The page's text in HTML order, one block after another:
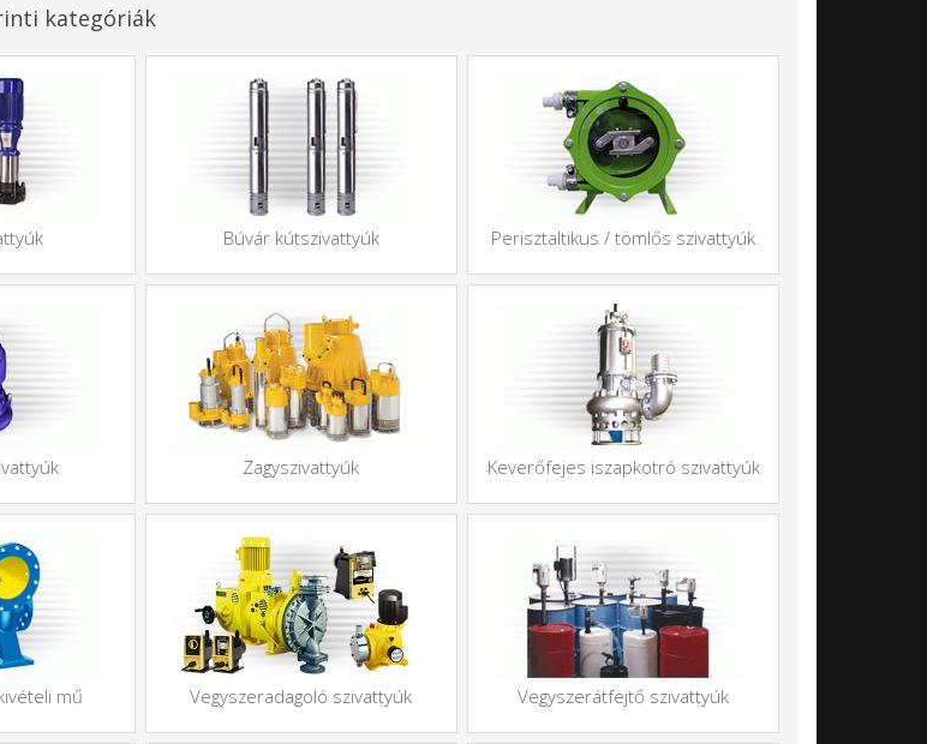
kategóriák
Búvár kútszivattyúk Perisztaltikus / tömlős szivattyúk
Zagyszivattyúk Keverőfejes iszapkotró szivattyúk
mű Vegyszeradagoló szivattyúk Vegyszerátfejtő szivattyúk